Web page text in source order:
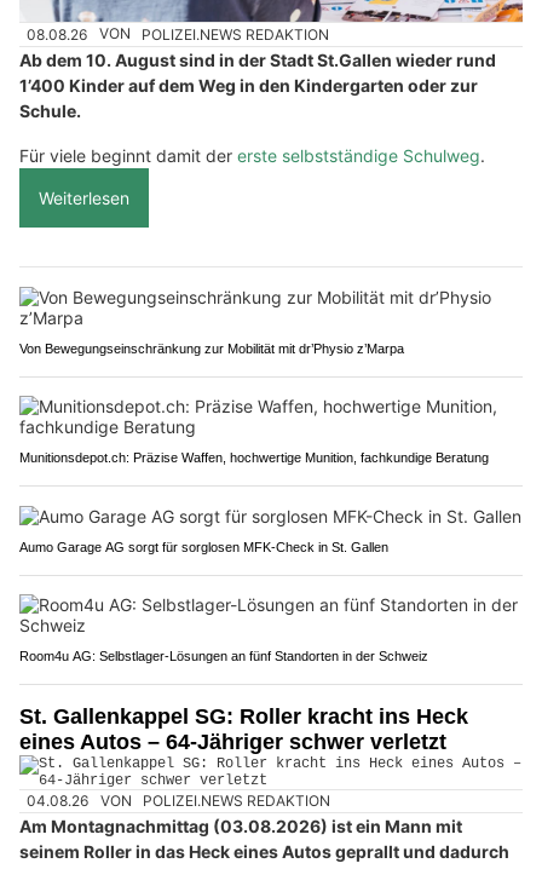
08.08.26 VON POLIZEI.NEWS REDAKTION
Ab dem 10. August sind in der Stadt St.Gallen wieder rund
1’400 Kinder auf dem Weg in den Kindergarten oder zur
Schule.
Für viele beginnt damit der erste selbstständige Schulweg.
Weiterlesen
Von Bewegungseinschränkung zur Mobilität mit dr’Physio z’Marpa
Munitionsdepot.ch: Präzise Waffen, hochwertige Munition, fachkundige Beratung
Aumo Garage AG sorgt für sorglosen MFK-Check in St. Gallen
Room4u AG: Selbstlager-Lösungen an fünf Standorten in der Schweiz
St. Gallenkappel SG: Roller kracht ins Heck
eines Autos – 64-Jähriger schwer verletzt
04.08.26 VON POLIZEI.NEWS REDAKTION
Am Montagnachmittag (03.08.2026) ist ein Mann mit
seinem Roller in das Heck eines Autos geprallt und dadurch